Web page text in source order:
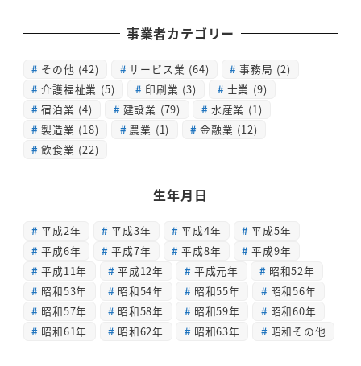
事業者カテゴリー
その他 (42) サービス業 (64) 事務局 (2)
介護福祉業 (5) 印刷業 (3) 士業 (9)
宿泊業 (4) 建設業 (79) 水産業 (1)
製造業 (18) 農業 (1) 金融業 (12)
飲食業 (22)
生年月日
平成2年 平成3年 平成4年
平成5年
平成6年
平成7年 平成8年
平成9年
平成11年
平成12年 平成元年
昭和52年
昭和53年
昭和54年 昭和55年
昭和56年
昭和57年
昭和58年 昭和59年
昭和60年
昭和61年
昭和62年 昭和63年 昭和その他